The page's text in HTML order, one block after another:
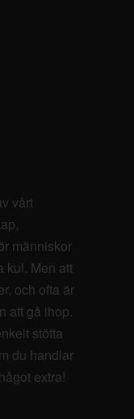
vårt
människor
kul. Men att
och ofta är
att gå ihop.
stötta
du handlar
extra!